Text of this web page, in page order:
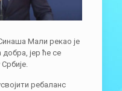
Мали рекао је
јер ће се
ребаланс